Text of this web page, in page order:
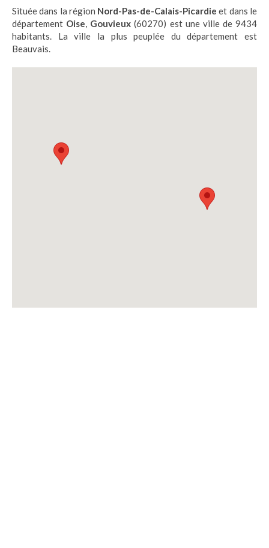
Située dans la région Nord-Pas-de-Calais-Picardie et dans le
département Oise, Gouvieux (60270) est une ville de 9434
habitants. La ville la plus peuplée du département est
Beauvais.